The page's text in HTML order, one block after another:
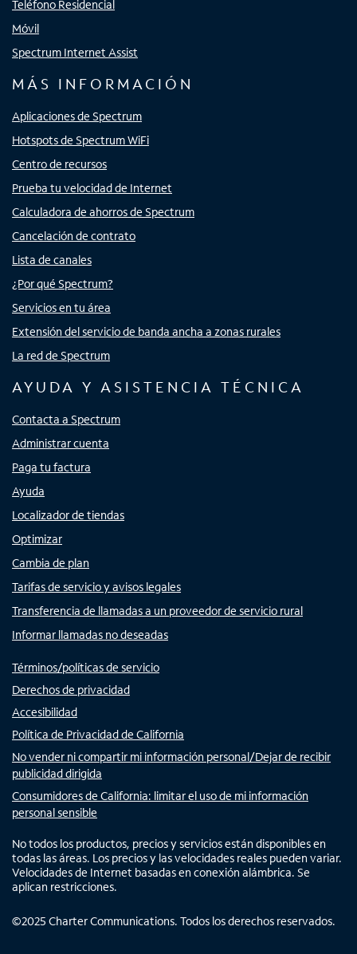
Teléfono Residencial
Móvil
Spectrum Internet Assist
MÁS INFORMACIÓN
Aplicaciones de Spectrum
Hotspots de Spectrum WiFi
Centro de recursos
Prueba tu velocidad de Internet
Calculadora de ahorros de Spectrum
Cancelación de contrato
Lista de canales
¿Por qué Spectrum?
Servicios en tu área
Extensión del servicio de banda ancha a zonas rurales
La red de Spectrum
AYUDA Y ASISTENCIA TÉCNICA
Contacta a Spectrum
Administrar cuenta
Paga tu factura
Ayuda
Localizador de tiendas
Optimizar
Cambia de plan
Tarifas de servicio y avisos legales
Transferencia de llamadas a un proveedor de servicio rural
Informar llamadas no deseadas
Términos/políticas de servicio
Derechos de privacidad
Accesibilidad
Política de Privacidad de California
No vender ni compartir mi información personal/Dejar de recibir
publicidad dirigida
Consumidores de California: limitar el uso de mi información
personal sensible
No todos los productos, precios y servicios están disponibles en
todas las áreas. Los precios y las velocidades reales pueden variar.
Velocidades de Internet basadas en conexión alámbrica. Se
aplican restricciones.
©2025 Charter Communications. Todos los derechos reservados.